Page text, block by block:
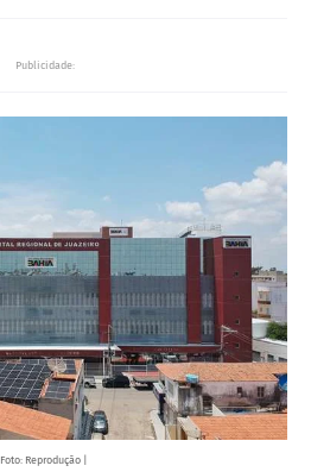
Publicidade:
Foto: Reprodução |